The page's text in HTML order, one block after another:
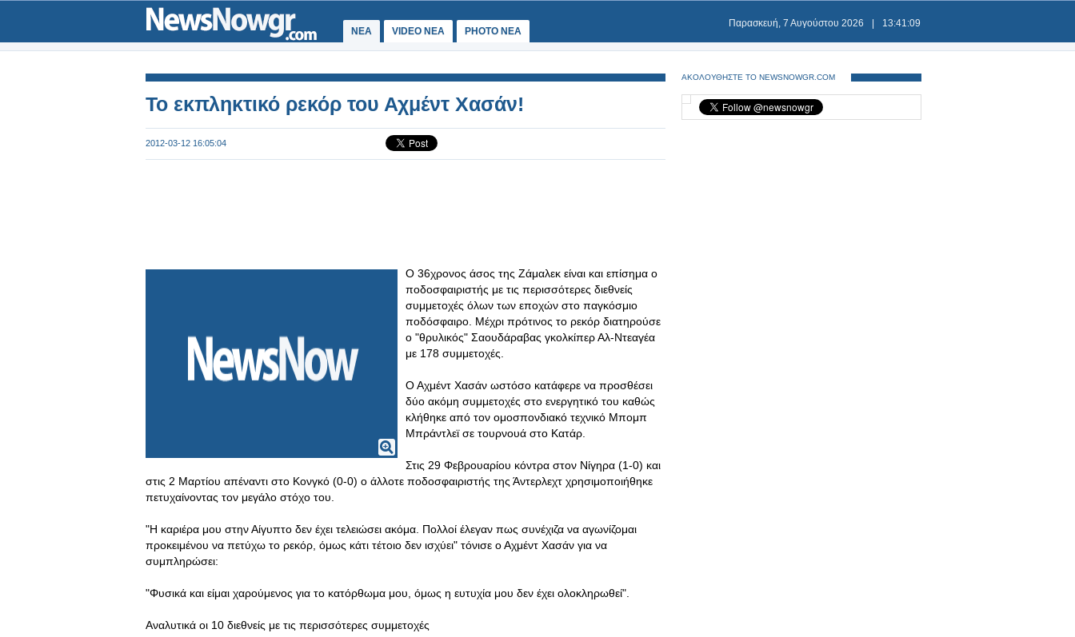
ΝΕΑ VIDEO NEA PHOTO NEA
Παρασκευή, 7 Αυγούστου 2026 13:41:09
Το εκπληκτικό ρεκόρ του Αχμέντ Χασάν!
2012-03-12 16:05:04
Ο 36χρονος άσος της Ζάμαλεκ είναι και επίσημα ο
ποδοσφαιριστής με τις περισσότερες διεθνείς
συμμετοχές όλων των εποχών στο παγκόσμιο
ποδόσφαιρο. Μέχρι πρότινος το ρεκόρ διατηρούσε
ο "θρυλικός" Σαουδάραβας γκολκίπερ Αλ-Ντεαγέα
με 178 συμμετοχές.
Ο Αχμέντ Χασάν ωστόσο κατάφερε να προσθέσει
δύο ακόμη συμμετοχές στο ενεργητικό του καθώς
κλήθηκε από τον ομοσπονδιακό τεχνικό Μπομπ
Μπράντλεϊ σε τουρνουά στο Κατάρ.
Στις 29 Φεβρουαρίου κόντρα στον Νίγηρα (1-0) και
στις 2 Μαρτίου απέναντι στο Κονγκό (0-0) ο άλλοτε ποδοσφαιριστής της Άντερλεχτ χρησιμοποιήθηκε
πετυχαίνοντας τον μεγάλο στόχο του.
"Η καριέρα μου στην Αίγυπτο δεν έχει τελειώσει ακόμα. Πολλοί έλεγαν πως συνέχιζα να αγωνίζομαι
προκειμένου να πετύχω το ρεκόρ, όμως κάτι τέτοιο δεν ισχύει" τόνισε ο Αχμέντ Χασάν για να
συμπληρώσει:
"Φυσικά και είμαι χαρούμενος για το κατόρθωμα μου, όμως η ευτυχία μου δεν έχει ολοκληρωθεί".
Αναλυτικά οι 10 διεθνείς με τις περισσότερες συμμετοχές
ΑΚΟΛΟΥΘΗΣΤΕ ΤΟ NEWSNOWGR.COM